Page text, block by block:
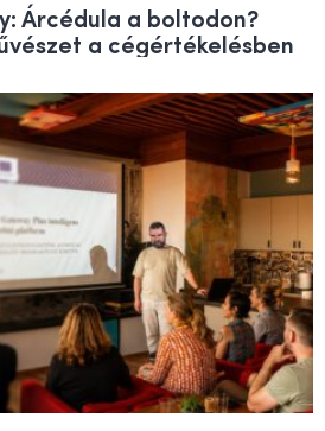
Árcédula a boltodon?
a cégértékelésben